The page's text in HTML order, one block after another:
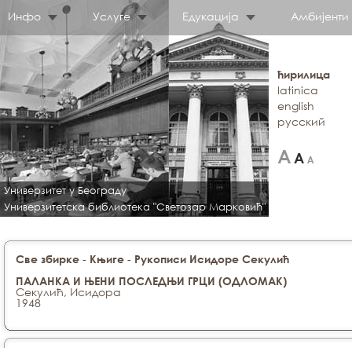
Инфо Услуге Едукација Амбијенти
Универзитет у Београду
Универзитетска библиотека "Светозар Марковић"
ћирилица
latinica
english
русский
Све збирке - Књиге - Рукописи Исидоре Секулић
ПАЛАНКА И ЊЕНИ ПОСЛЕДЊИ ГРЦИ (ОДЛОМАК)
Секулић, Исидора
1948